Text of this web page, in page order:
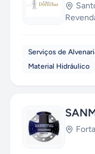
Serviços de
Material Hidráulico